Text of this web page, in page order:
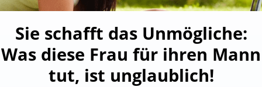
Sie schafft das Unmögliche:
Was diese Frau für ihren Mann
tut, ist unglaublich!